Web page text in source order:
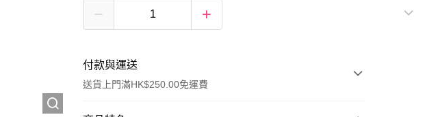
付款與運送
送貨上門滿HK$250.00免運費